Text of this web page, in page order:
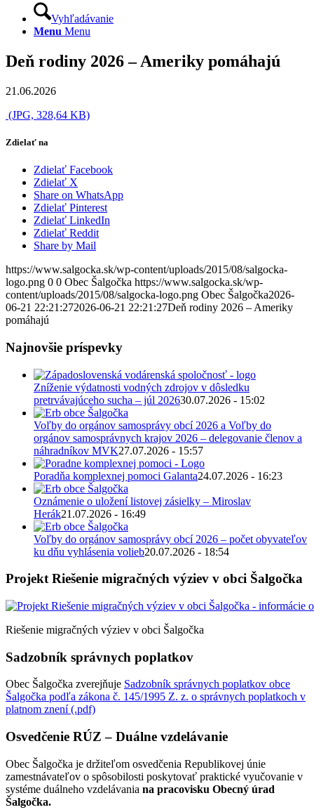
Vyhľadávanie
Menu Menu
Deň rodiny 2026 – Ameriky pomáhajú
21.06.2026
(JPG, 328,64 KB)
Zdielať na
Zdielať Facebook
Zdielať X
Share on WhatsApp
Zdielať Pinterest
Zdielať LinkedIn
Zdielať Reddit
Share by Mail
https://www.salgocka.sk/wp-content/uploads/2015/08/salgocka-
logo.png 0 0 Obec Šalgočka https://www.salgocka.sk/wp-
content/uploads/2015/08/salgocka-logo.png Obec Šalgočka2026-
06-21 22:21:272026-06-21 22:21:27Deň rodiny 2026 – Ameriky
pomáhajú
Najnovšie príspevky
Zníženie výdatnosti vodných zdrojov v dôsledku
pretrvávajúceho sucha – júl 202630.07.2026 - 15:02
Voľby do orgánov samosprávy obcí 2026 a Voľby do
orgánov samosprávnych krajov 2026 – delegovanie členov a
náhradníkov MVK27.07.2026 - 15:57
Poradňa komplexnej pomoci Galanta24.07.2026 - 16:23
Oznámenie o uložení listovej zásielky – Miroslav
Herák21.07.2026 - 16:49
Voľby do orgánov samosprávy obcí 2026 – počet obyvateľov
ku dňu vyhlásenia volieb20.07.2026 - 18:54
Projekt Riešenie migračných výziev v obci Šalgočka
Riešenie migračných výziev v obci Šalgočka
Sadzobník správnych poplatkov
Obec Šalgočka zverejňuje Sadzobník správnych poplatkov obce
Šalgočka podľa zákona č. 145/1995 Z. z. o správnych poplatkoch v
platnom znení (.pdf)
Osvedčenie RÚZ – Duálne vzdelávanie
Obec Šalgočka je držiteľom osvedčenia Republikovej únie
zamestnávateľov o spôsobilosti poskytovať praktické vyučovanie v
systéme duálneho vzdelávania na pracovisku Obecný úrad
Šalgočka.